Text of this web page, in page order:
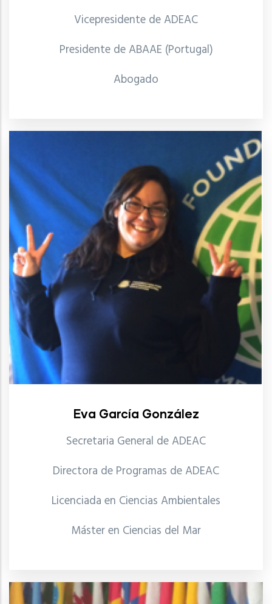
Vicepresidente de ADEAC
Presidente de ABAAE (Portugal)
Abogado
Eva García González
Secretaria General de ADEAC
Directora de Programas de ADEAC
Licenciada en Ciencias Ambientales
Máster en Ciencias del Mar